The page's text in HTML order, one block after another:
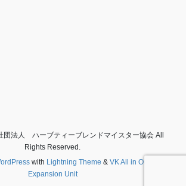
団法人 ハーブティーブレンドマイスター協会 All
Rights Reserved.
with Lightning Theme & VK All in One
Expansion Unit